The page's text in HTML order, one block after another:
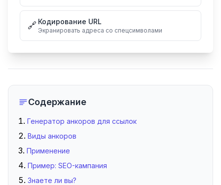
🔗 Кодирование URL
Экранировать адреса со спецсимволами
Содержание
Генератор анкоров для ссылок
Виды анкоров
Применение
Пример: SEO-кампания
Знаете ли вы?